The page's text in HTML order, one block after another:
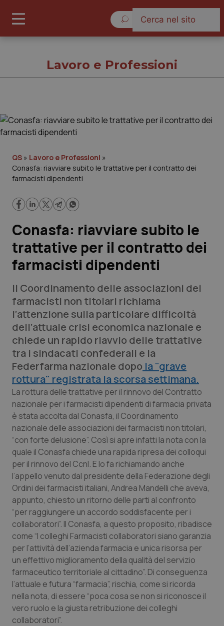
Governo e Parlamento
Regioni e Asl
Lavoro e Professioni
Scienza e Farmaci
Studi e Analisi
Lettere al direttore
Edizioni Regionali
QS Pro
Professionisti Sanitari.AI
Abruzzo
Basilicata
Calabria
Campania
Emilia-Romagna
Friuli Venezia Giulia
Lazio
Liguria
Lombardia
QS Pro Gold
Artrite & artrosi
Asma & BPCO
Car-T
Colesterolo & coronaropatie
Dermatite Atopica
Diabete & glucometri
Disturbi dell’umore
Dolore
QS Club Newsletter
Lavoro e Professioni
QS » Lavoro e Professioni »
Conasfa: riavviare subito le trattative per il contratto dei
farmacisti dipendenti
Conasfa: riavviare subito le
trattative per il contratto dei
farmacisti dipendenti
Il Coordinamento delle associazioni dei
farmacisti non titolari richiama
l’attenzione sulla particolare difficoltà
dell’attuale crisi economica nazionale e
chiede un rapido riavvio delle trattative
tra i sindacati confederali e la
Federfarma nazionale dopo la "grave
rottura" registrata la scorsa settimana.
La rottura delle trattative per il rinnovo del Contratto
nazionale per i farmacisti dipendenti di farmacia privata
è stata accolta dal Conasfa, il Coordinamento
nazionale delle associazioni dei farmacisti non titolari,
“con forte delusione”. Così si apre infatti la nota con la
quale il Conasfa chiede una rapida ripresa dei colloqui
per il rinnovo del Ccnl. E lo fa richiamando anche
l’appello venuto dal presidente della Federazione degli
Ordini dei farmacisti italiani, Andrea Mandelli che aveva,
appunto, chiesto un ritorno delle parti al confronto
“per raggiungere un accordo soddisfacente per i
collaboratori”. Il Conasfa, a questo proposito, ribadisce
come “I colleghi Farmacisti collaboratori siano garanzia
per l’attività dell’azienda farmacia e unica risorsa per
un effettivo miglioramento della qualità del servizio
farmaceutico territoriale al cittadino”. Di conseguenza
l’attuale e futura “farmacia”, rischia, come si ricorda
nella nota, di essere “poca cosa se non si riconosce il
vero ruolo e la giusta retribuzione dei colleghi
collaboratori”.